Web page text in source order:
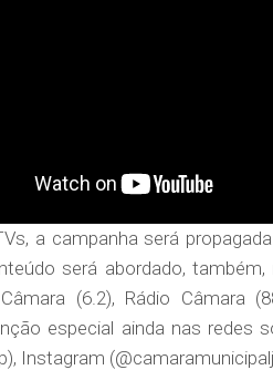
a campanha será
será abordado,
(6.2), Rádio Câmara
especial ainda nas redes
Instagram